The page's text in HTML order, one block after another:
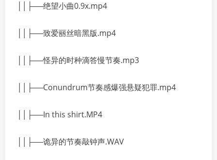
││├──绝望小曲0.9x.mp4
││├──致爱丽丝暗黑版.mp4
││├──怪异的时种滴答慢节奏.mp3
││├──Conundrum节奏感爆强悬疑犯罪.mp4
││├──In this shirt.MP4
││├──诡异的节奏敲钟声.WAV